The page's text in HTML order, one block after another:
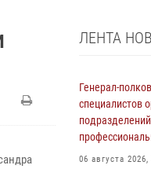
ЛЕНТА
Генерал-
специалистов
06 августа 2026,